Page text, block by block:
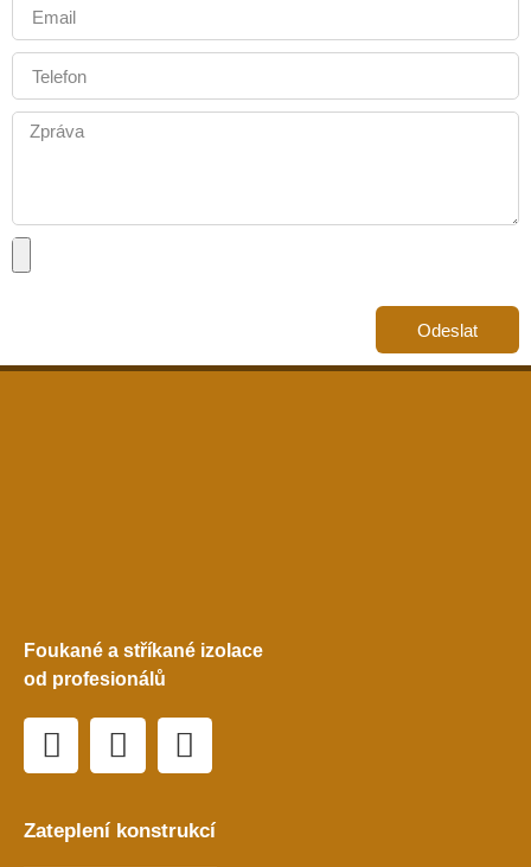
Odeslat
Foukané a stříkané izolace
od profesionálů
Zateplení konstrukcí